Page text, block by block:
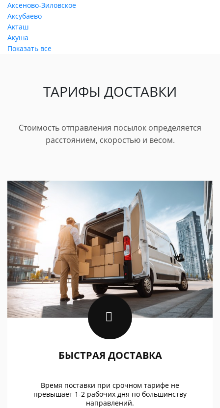
Аксеново-Зиловское
Аксубаево
Акташ
Акуша
Показать все
ТАРИФЫ ДОСТАВКИ
Стоимость отправления посылок определяется
расстоянием, скоростью и весом.
БЫСТРАЯ ДОСТАВКА
Время поставки при срочном тарифе не
превышает 1-2 рабочих дня по большинству
направлений.